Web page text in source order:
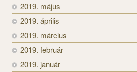
2019. május
2019. április
2019. március
2019. február
2019. január